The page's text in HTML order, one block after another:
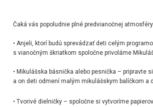
Čaká vás popoludnie plné predvianočnej
• Anjeli, ktorí budú sprevádzať deti celým
s vianočným škriatkom spoločne privoláme
• Mikulášska básnička alebo pesnička – pripravte
a on deti odmení malým mikulášskym balíčkom a
• Tvorivé dielničky – spoločne si vytvoríme